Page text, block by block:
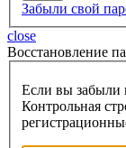
Забыли свой
close
Восcтановление
Если вы забыли
Контрольная